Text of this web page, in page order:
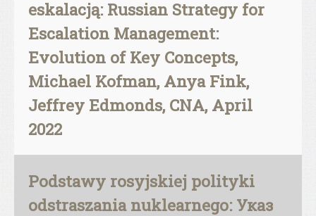
eskalacją: Russian Strategy for
Escalation Management:
Evolution of Key Concepts,
Michael Kofman, Anya Fink,
Jeffrey Edmonds, CNA, April
2022
Podstawy rosyjskiej polityki
odstraszania nuklearnego: Указ